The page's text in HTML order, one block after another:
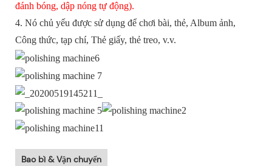
đánh bóng, dập nóng tự động).
4. Nó chủ yếu được sử dụng để chơi bài, thẻ, Album ảnh,
Công thức, tạp chí, Thẻ giấy, thẻ treo, v.v.
Bao bì & Vận chuyển